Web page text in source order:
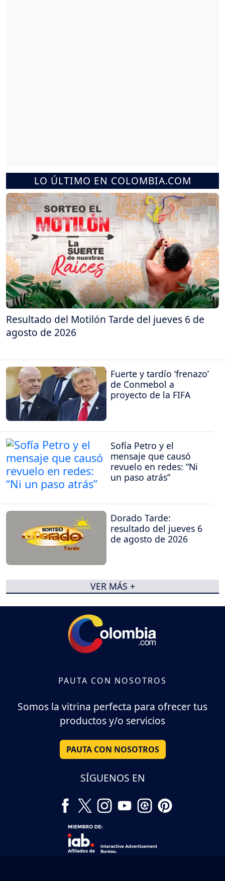
LO ÚLTIMO EN COLOMBIA.COM
Resultado del Motilón Tarde del jueves 6 de
agosto de 2026
Fuerte y tardío ‘frenazo’
de Conmebol a
proyecto de la FIFA
Sofía Petro y el
mensaje que causó
revuelo en redes: “Ni
un paso atrás”
Dorado Tarde:
resultado del jueves 6
de agosto de 2026
VER MÁS +
PAUTA CON NOSOTROS
Somos la vitrina perfecta para ofrecer tus
productos y/o servicios
PAUTA CON NOSOTROS
SÍGUENOS EN